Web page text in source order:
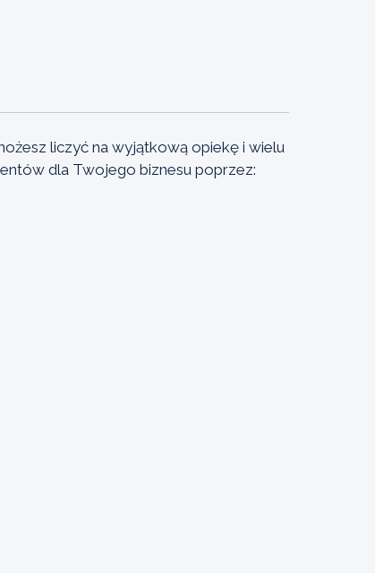
liczyć na wyjątkową opiekę i wielu
dla Twojego biznesu poprzez: